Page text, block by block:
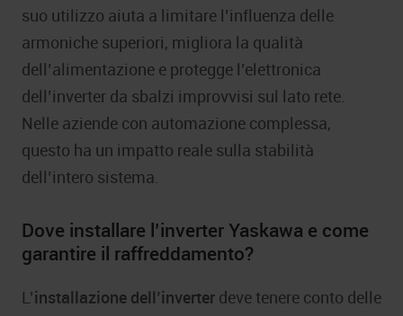
suo utilizzo aiuta a limitare l’influenza delle
armoniche superiori, migliora la qualità
dell’alimentazione e protegge l’elettronica
dell’inverter da sbalzi improvvisi sul lato rete.
Nelle aziende con automazione complessa,
questo ha un impatto reale sulla stabilità
dell’intero sistema.
Dove installare l’inverter Yaskawa e come
garantire il raffreddamento?
L’installazione dell’inverter deve tenere conto delle